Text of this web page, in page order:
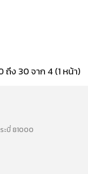
ถึง 30 จาก 4 (1 หน้า)
ะบี่ 81000